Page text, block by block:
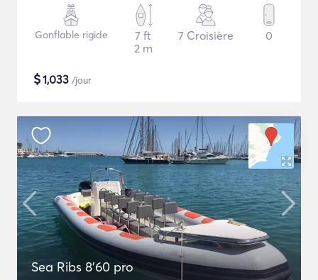
Gonflable rigide
7 ft
2 m
7 Croisière 0
$1,033 /jour
Sea Ribs 8'60 pro